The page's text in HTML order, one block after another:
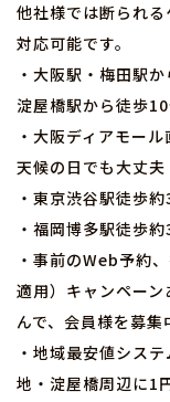
他社様では断られ
対応可能です。
・大阪駅・梅田駅
淀屋橋駅から徒歩
・大阪ディアモー
天候の日でも大丈夫
・東京渋谷駅徒歩
・福岡博多駅徒歩
・事前のWeb予約
適用）キャンペー
んで、会員様を募集
・地域最安値シス
地・淀屋橋周辺に1